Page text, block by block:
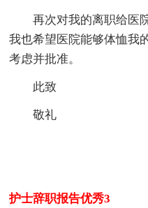
再次对我的离职给医
我也希望医院能够体恤我
考虑并批准。
此致
敬礼
护士辞职报告优秀3